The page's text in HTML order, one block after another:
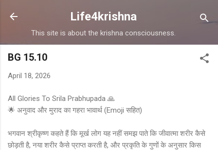
Skip to main content
Life4krishna
This site is about the krishna consciousness.
BG 15.10
April 18, 2026
All Glories To Srila Prabhupada 🙏
🌟 अनुवाद और मुराद का गहरा भावार्थ (Emoji सहित)
भगवान श्रीकृष्ण कहते हैं कि मूर्ख लोग यह नहीं समझ पाते कि जीवात्मा शरीर कैसे
छोड़ती है, नया शरीर कैसे प्राप्त करती है, और प्रकृति के गुणों के अनुसार किस